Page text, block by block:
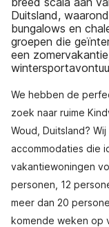
Duitsland,
bungalows en
groepen die
een
We hebben de
zoek naar ruime
Woud, Duitsland?
accommodaties die
vakantiewoningen
personen, 12
meer dan 20
komende weken op